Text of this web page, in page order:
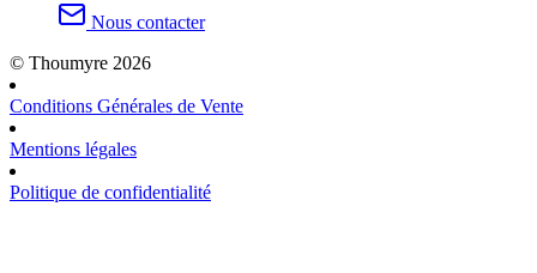
Nous contacter
© Thoumyre 2026
Conditions Générales de Vente
Mentions légales
Politique de confidentialité